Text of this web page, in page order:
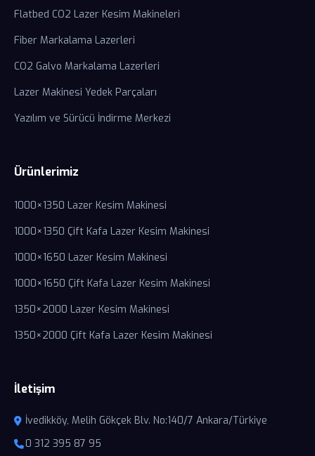
Flatbed CO2 Lazer Kesim Makineleri
Fiber Markalama Lazerleri
CO2 Galvo Markalama Lazerleri
Lazer Makinesi Yedek Parçaları
Yazılım ve Sürücü İndirme Merkezi
Ürünlerimiz
1000×1350 Lazer Kesim Makinesi
1000×1350 Çift Kafa Lazer Kesim Makinesi
1000×1650 Lazer Kesim Makinesi
1000×1650 Çift Kafa Lazer Kesim Makinesi
1350×2000 Lazer Kesim Makinesi
1350×2000 Çift Kafa Lazer Kesim Makinesi
İletişim
İvedikköy, Melih Gökçek Blv. No:140/7 Ankara/Türkiye
0 312 395 87 95